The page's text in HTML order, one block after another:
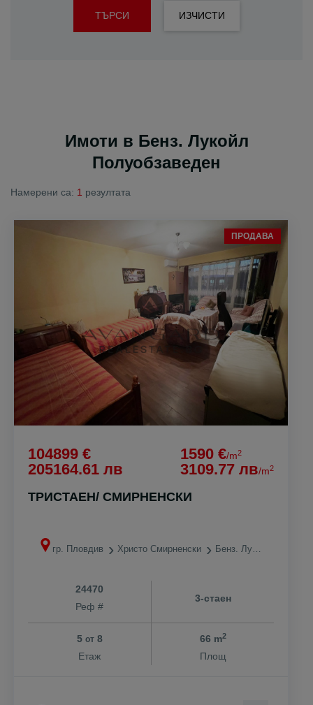
ТЪРСИ ИЗЧИСТИ
Имоти в Бенз. Лукойл
Полуобзаведен
Намерени са: 1 резултата
ПРОДАВА
104899 €
205164.61 лв
1590 €/m2
3109.77 лв/m2
ТРИСТАЕН/ СМИРНЕНСКИ
гр. Пловдив Христо Смирненски Бенз. Лукойл
24470
Реф #
3-стаен
5 от8
Етаж
66 m2
Площ